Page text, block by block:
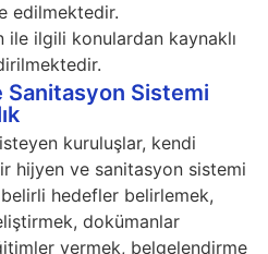
edilmektedir.
ile ilgili konulardan kaynaklı
Sanitasyon Sistemi
kuruluşlar, kendi
hijyen ve sanitasyon sistemi
belirli hedefler belirlemek,
dokümanlar
vermek, belgelendirme